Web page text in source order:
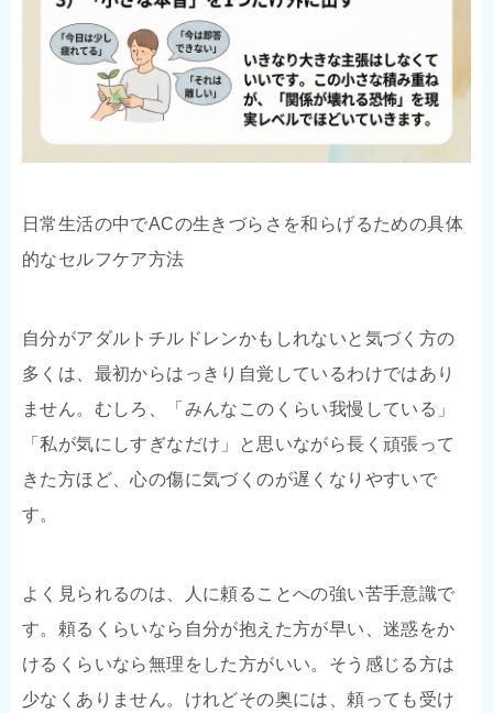
日常生活の中でACの生きづらさを和らげるための具体
的なセルフケア方法
自分がアダルトチルドレンかもしれないと気づく方の
多くは、最初からはっきり自覚しているわけではあり
ません。むしろ、「みんなこのくらい我慢している」
「私が気にしすぎなだけ」と思いながら長く頑張って
きた方ほど、心の傷に気づくのが遅くなりやすいで
す。
よく見られるのは、人に頼ることへの強い苦手意識で
す。頼るくらいなら自分が抱えた方が早い、迷惑をか
けるくらいなら無理をした方がいい。そう感じる方は
少なくありません。けれどその奥には、頼っても受け